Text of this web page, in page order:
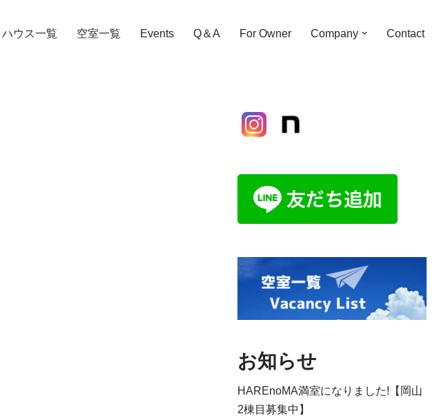
ハウス一覧 空室一覧 Events Q＆A For Owner Company Contact
お知らせ
HAREnoMA満室になりました!【岡山
2棟目募集中】